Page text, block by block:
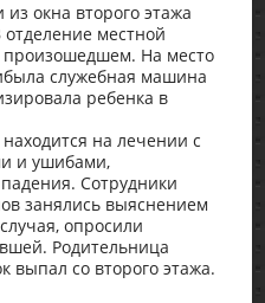
окна второго этажа
местной
произошедшем. На место
служебная машина
ребенка в
на лечении с
и ушибами,
Сотрудники
занялись выяснением
опросили
Родительница
выпал со второго этажа.